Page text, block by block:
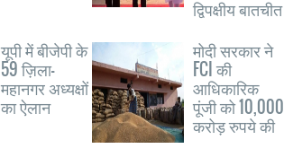
द्विपक्षीय बातचीत
यूपी में बीजेपी के
59 ज़िला-
महानगर अध्यक्षों
का ऐलान
मोदी सरकार ने
FCI की
आधिकारिक
पूंजी को 10,000
करोड़ रुपये की